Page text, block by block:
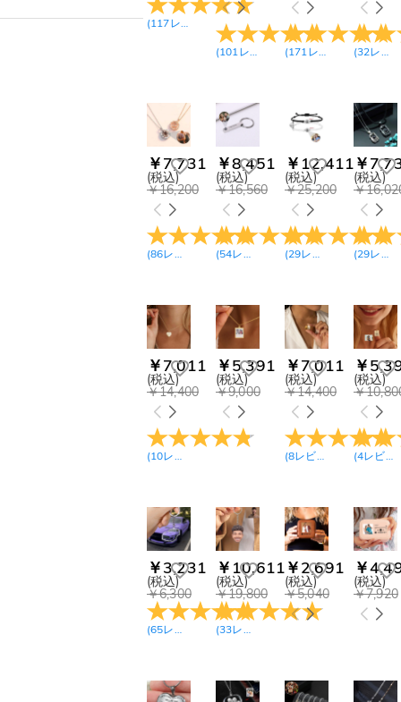
(117レビュー
(101レビュー )(171レビュー )(32レビュー
￥7,731
(税込)
￥16,200
(86レビュー
￥8,451
(税込)
￥16,560
(54レビュー
￥12,411
(税込)
￥25,200
(29レビュー
￥
(税込)
￥
(29レビュー
￥7,011
(税込)
￥14,400
(10レビュー
￥5,391
(税込)
￥9,000
￥7,011
(税込)
￥14,400
(8レビュー
￥
(税込)
￥
(4レビュー
￥3,231
(税込)
￥6,300
(65レビュー
￥10,611
(税込)
￥19,800
(33レビュー
￥2,691
(税込)
￥5,040
￥
(税込)
￥7,920